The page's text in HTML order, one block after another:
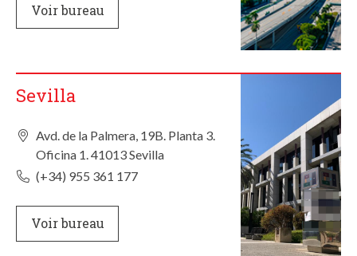
Voir bureau
Sevilla
Avd. de la Palmera, 19B. Planta 3.
Oficina 1. 41013 Sevilla
(+34) 955 361 177
Voir bureau